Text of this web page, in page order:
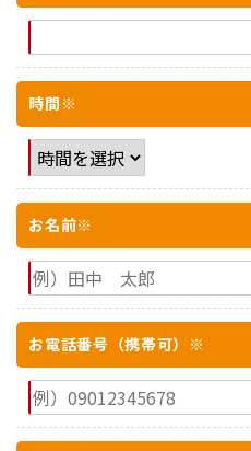
時間※
お名前※
お電話番号（携帯可）※